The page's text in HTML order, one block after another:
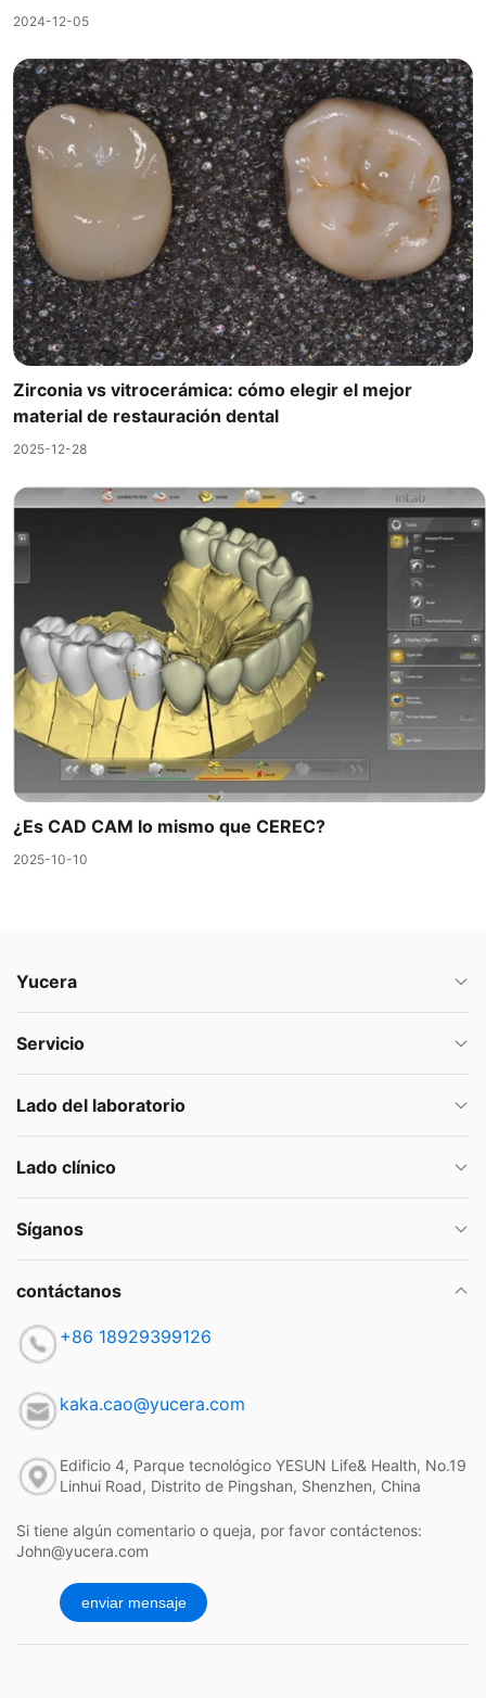
2024-12-05
Zirconia vs vitrocerámica: cómo elegir el mejor
material de restauración dental
2025-12-28
¿Es CAD CAM lo mismo que CEREC?
2025-10-10
Yucera
Servicio
Lado del laboratorio
Lado clínico
Síganos
contáctanos
+86 18929399126
kaka.cao@yucera.com
Edificio 4, Parque tecnológico YESUN Life& Health, No.19
Linhui Road, Distrito de Pingshan, Shenzhen, China
Si tiene algún comentario o queja, por favor contáctenos:
John@yucera.com
enviar mensaje